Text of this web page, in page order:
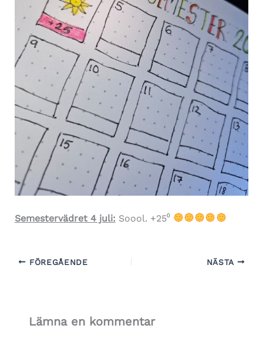
Semestervädret 4 juli: Soool. +25⁰
FÖREGÅENDE NÄSTA
Lämna en kommentar